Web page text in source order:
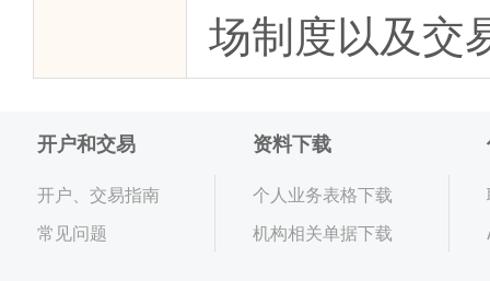
场制度以及交
开户和交易
开户、交易指南
常见问题
资料下载
个人业务表格下载
机构相关单据下载